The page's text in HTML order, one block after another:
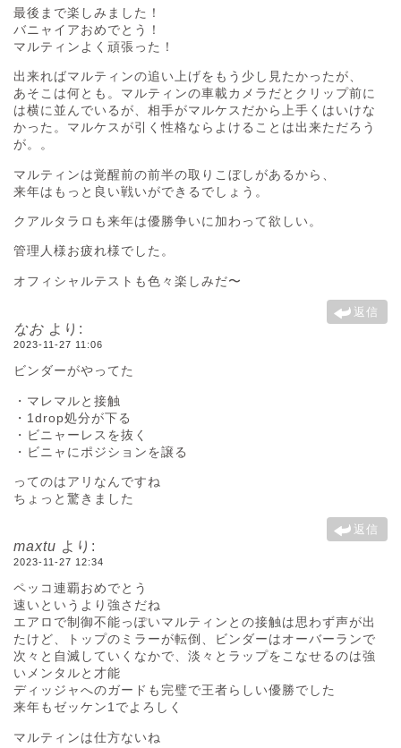
最後まで楽しみました！
バニャイアおめでとう！
マルティンよく頑張った！
出来ればマルティンの追い上げをもう少し見たかったが、
あそこは何とも。マルティンの車載カメラだとクリップ前に
は横に並んでいるが、相手がマルケスだから上手くはいけな
かった。マルケスが引く性格ならよけることは出来ただろう
が。。
マルティンは覚醒前の前半の取りこぼしがあるから、
来年はもっと良い戦いができるでしょう。
クアルタラロも来年は優勝争いに加わって欲しい。
管理人様お疲れ様でした。
オフィシャルテストも色々楽しみだ〜
返信
なお より:
2023-11-27 11:06
ビンダーがやってた
・マレマルと接触
・1drop処分が下る
・ビニャーレスを抜く
・ビニャにポジションを譲る
ってのはアリなんですね
ちょっと驚きました
返信
maxtu より:
2023-11-27 12:34
ペッコ連覇おめでとう
速いというより強さだね
エアロで制御不能っぽいマルティンとの接触は思わず声が出
たけど、トップのミラーが転倒、ビンダーはオーバーランで
次々と自滅していくなかで、淡々とラップをこなせるのは強
いメンタルと才能
ディッジャへのガードも完璧で王者らしい優勝でした
来年もゼッケン1でよろしく
マルティンは仕方ないね